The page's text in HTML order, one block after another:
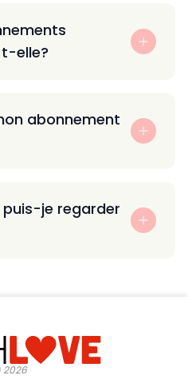
elle?
abonnement
puis-je regarder
2026